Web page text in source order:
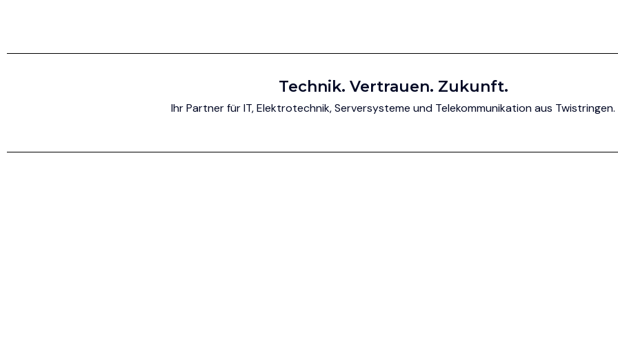
Technik. Vertrauen. Zukunft.
Ihr Partner für IT, Elektrotechnik, Serversysteme und Telekommunikation aus Twistringen.